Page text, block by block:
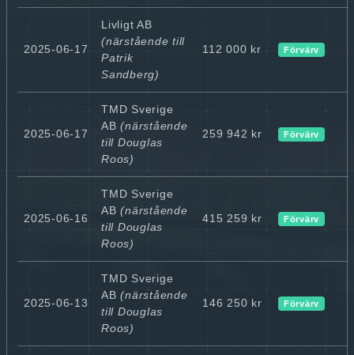
2025-06-17
Livligt AB
(närstående till
Patrik
Sandberg)
112 000 kr Förvärv
2025-06-17
TMD Sverige
AB (närstående
till Douglas
Roos)
259 942 kr Förvärv
2025-06-16
TMD Sverige
AB (närstående
till Douglas
Roos)
415 259 kr Förvärv
2025-06-13
TMD Sverige
AB (närstående
till Douglas
Roos)
146 250 kr Förvärv